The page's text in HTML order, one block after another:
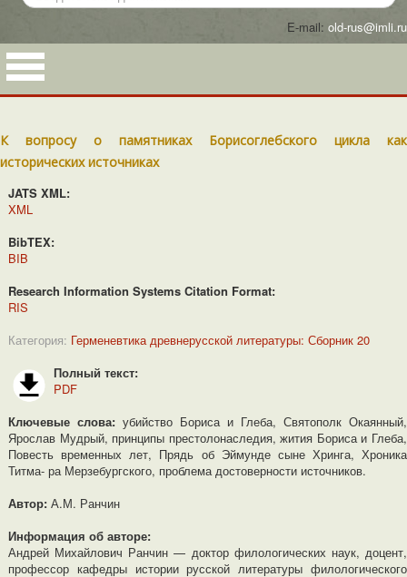
E-mail: old-rus@imli.ru
К вопросу о памятниках Борисоглебского цикла как
исторических источниках
JATS XML:
XML
BibTEX:
BIB
Research Information Systems Citation Format:
RIS
Категория: Герменевтика древнерусской литературы: Сборник 20
Полный текст:
PDF
Ключевые слова: убийство Бориса и Глеба, Святополк Окаянный,
Ярослав Мудрый, принципы престолонаследия, жития Бориса и Глеба,
Повесть временных лет, Прядь об Эймунде сыне Хринга, Хроника
Титма- ра Мерзебургского, проблема достоверности источников.
Автор: А.М. Ранчин
Информация об авторе:
Андрей Михайлович Ранчин — доктор филологических наук, доцент,
профессор кафедры истории русской литературы филологического